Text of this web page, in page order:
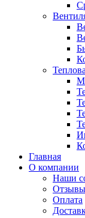
Главная
О компании
Наши
Отзывы
Оплата